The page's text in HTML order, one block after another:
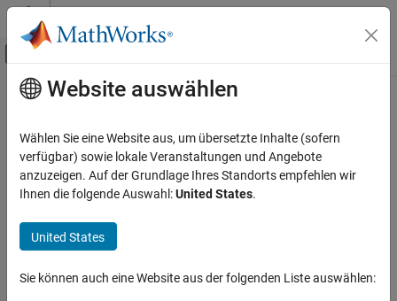
Weiter zum Inhalt
Umschaltung für Off-Canvas-
Startseite der Dokumentation
Antenna Toolbox
3-D Modeling, CAD Files, and Fabrication
PCB Antenna Design and Fabrication
shapes
Hauptinhalt
shapes
Extract and modify metal layers fromPCBReaderobject
collapse all in page
Syntax
Description
Website auswählen
Wählen Sie eine Website aus, um übersetzte Inhalte (sofern
verfügbar) sowie lokale Veranstaltungen und Angebote
anzuzeigen. Auf der Grundlage Ihres Standorts empfehlen wir
Ihnen die folgende Auswahl:United States.
United States
Sie können auch eine Website aus der folgenden Liste auswählen: